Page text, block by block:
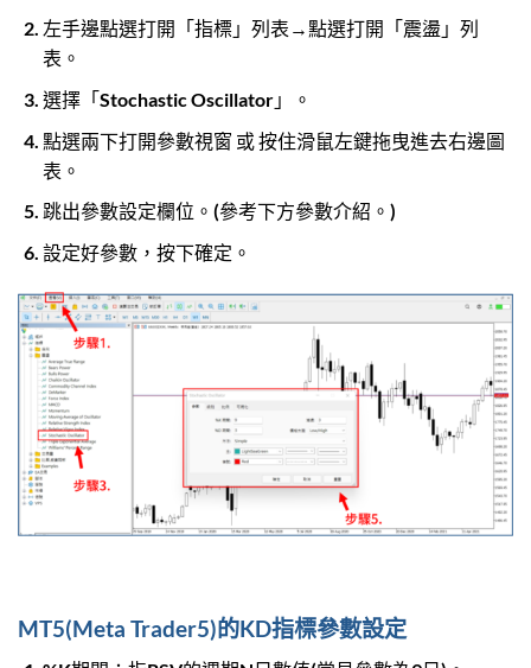
左手邊點選打開「指標」列表→點選打開「震盪」列
表。
選擇「Stochastic Oscillator」。
點選兩下打開參數視窗 或 按住滑鼠左鍵拖曳進去右邊圖
表。
跳出參數設定欄位。(參考下方參數介紹。)
設定好參數，按下確定。
MT5(Meta Trader5)的KD指標參數設定